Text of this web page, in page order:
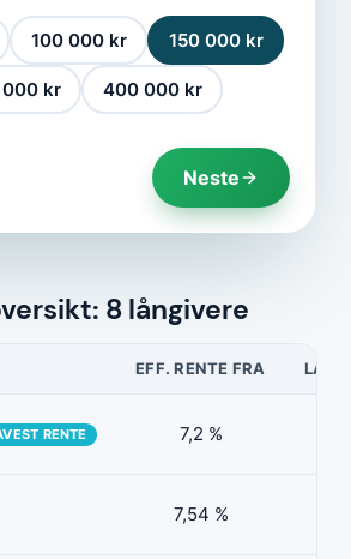
100 000 kr 150 000 kr
000 kr 400 000 kr
Neste
8 långivere
EFF. RENTE FRA
RENTE 7,2 %
7,54 %